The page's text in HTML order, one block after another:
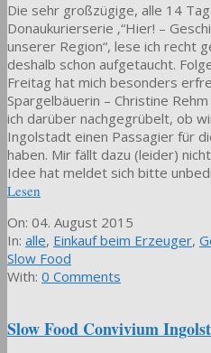
Die sehr großzügige, alle 14
Donaukurierserie ‚“Hier! –
unserer Region“, lese ich recht
deshalb schon aufgetaucht.
Freitag hat mich besonders
Spargelbäuerin – Christine
ich darüber nachgegrübelt, ob
Ingolstadt einen Passagier für
haben. Mir fällt dazu (leider)
Idee hat meldet sich bitte
Lesen
2015-
08-
04
On: 04. August 2015
In: alle, Einkauf beim Erzeuger,
Slow Food
With: 0 Comments
Slow Food Convivium